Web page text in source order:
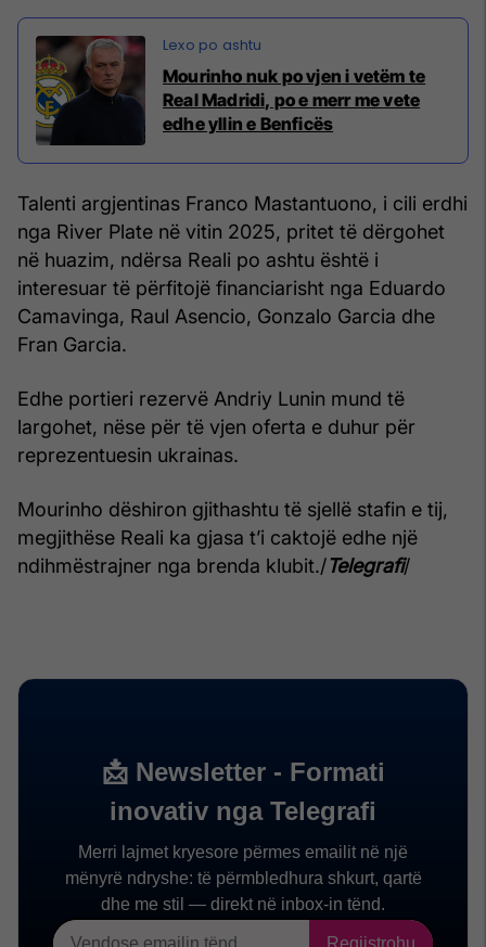
Mourinho nuk po vjen i vetëm te
Real Madridi, po e merr me vete
edhe yllin e Benficës
Talenti argjentinas Franco Mastantuono, i cili erdhi
nga River Plate në vitin 2025, pritet të dërgohet
në huazim, ndërsa Reali po ashtu është i
interesuar të përfitojë financiarisht nga Eduardo
Camavinga, Raul Asencio, Gonzalo Garcia dhe
Fran Garcia.
Edhe portieri rezervë Andriy Lunin mund të
largohet, nëse për të vjen oferta e duhur për
reprezentuesin ukrainas.
Mourinho dëshiron gjithashtu të sjellë stafin e tij,
megjithëse Reali ka gjasa t’i caktojë edhe një
ndihmëstrajner nga brenda klubit./Telegrafi/